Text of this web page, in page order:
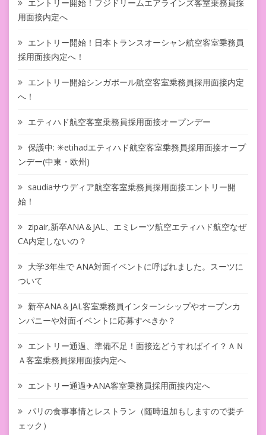
エントリー開始！フジドリームエアラインズ客室乗務員採
用面接内定へ
エントリー開始！日本トランスオーシャン航空客室乗務員
採用面接内定へ！
エントリー開始シンガポール航空客室乗務員採用面接内定
へ！
エティハド航空客室乗務員採用面接オープンデー
保護中: ✳︎etihadエティハド航空客室乗務員採用面接オープ
ンデー(中東・欧州)
saudiaサウディア航空客室乗務員採用面接エントリー開
始！
zipair,新卒ANA＆JAL、エミレーツ航空エティハド航空なぜ
CA内定しないの？
大学3年生で ANA対面イベントに呼ばれました。スーツに
ついて
新卒ANA＆JAL客室乗務員インターンシップやオープンカ
ンパニーや対面イベントに応募すべきか？
エントリー通過、準備不足！面接迄どうすればイイ？ＡＮ
Ａ客室乗務員採用面接内定へ
エントリー通過✈ANA客室乗務員採用面接内定へ
パリの食事事情とレストラン（随時追加もしますので要チ
ェック）